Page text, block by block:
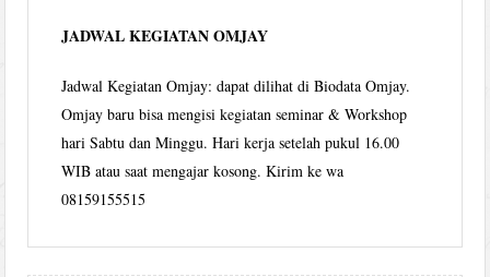
JADWAL KEGIATAN OMJAY
Jadwal Kegiatan Omjay: dapat dilihat di Biodata Omjay.
Omjay baru bisa mengisi kegiatan seminar & Workshop
hari Sabtu dan Minggu. Hari kerja setelah pukul 16.00
WIB atau saat mengajar kosong. Kirim ke wa
08159155515